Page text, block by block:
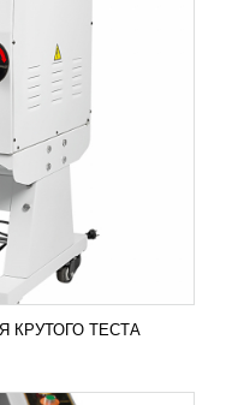
КРУТОГО ТЕСТА
ALFA-350F
350F Напольная
350F
теста для
в сравнение